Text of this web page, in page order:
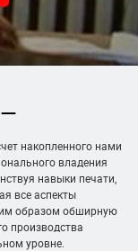
накопленного нами
владения
навыки печати,
все аспекты
образом обширную
производства
уровне.